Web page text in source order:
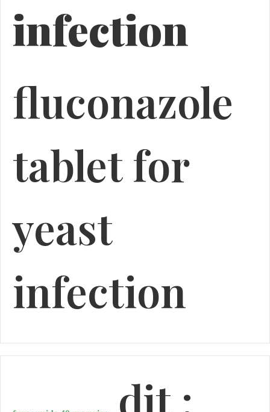
infection
fluconazole
tablet for
yeast
infection
dit :